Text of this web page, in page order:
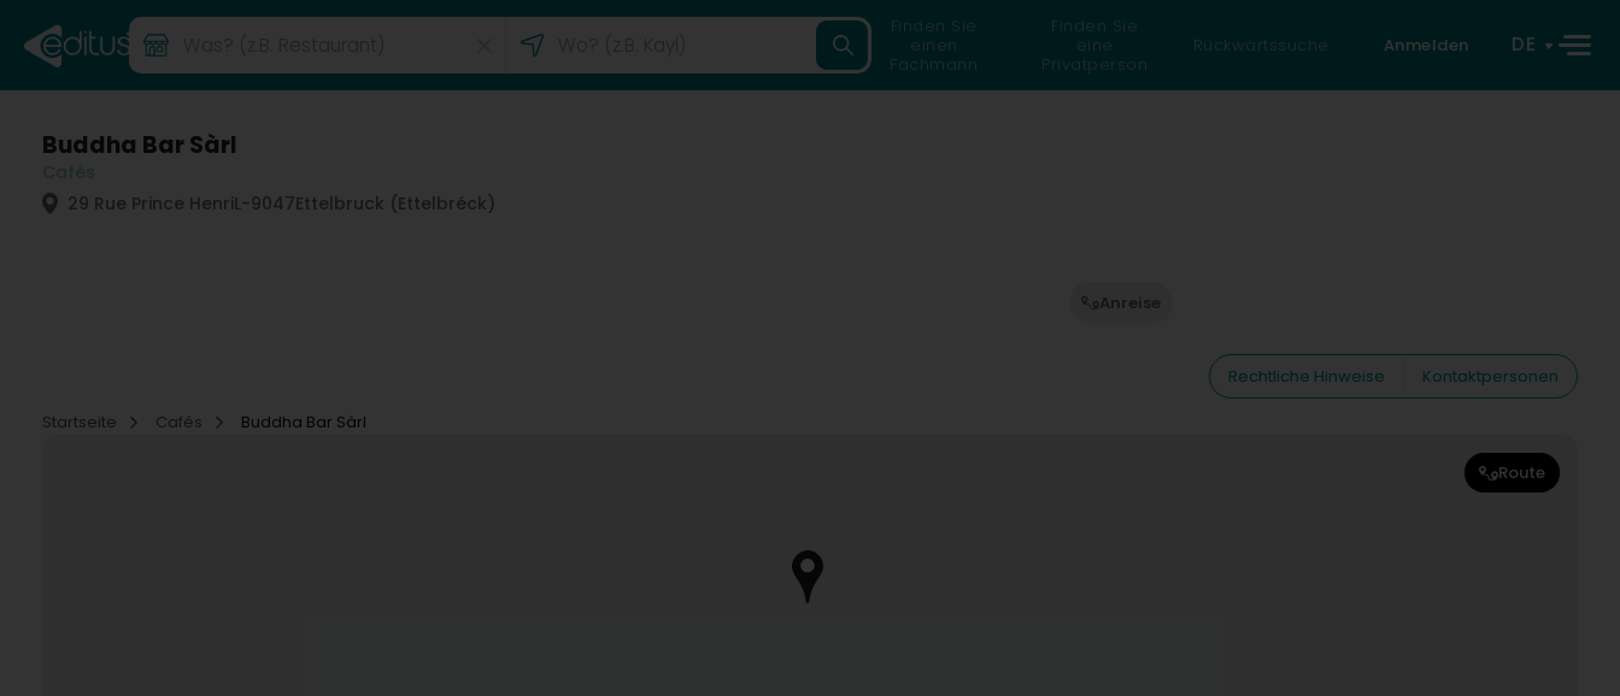
Finden Sie
einen
Fachmann
Finden Sie
eine
Privatperson
Rückwärtssuche Anmelden DE
Buddha Bar Sàrl
29 Rue Prince HenriL-9047Ettelbruck (Ettelbréck)
Anreise
Rechtliche Hinweise
Kontaktpersonen
Startseite
Cafés Buddha Bar Sàrl
Route